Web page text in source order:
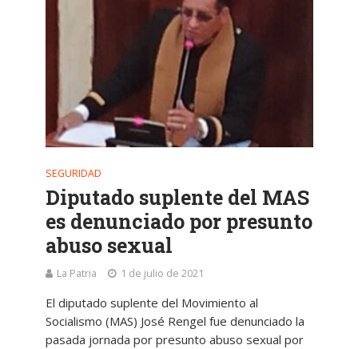
SEGURIDAD
Diputado suplente del MAS
es denunciado por presunto
abuso sexual
La Patria 1 de julio de 2021
El diputado suplente del Movimiento al
Socialismo (MAS) José Rengel fue denunciado la
pasada jornada por presunto abuso sexual por